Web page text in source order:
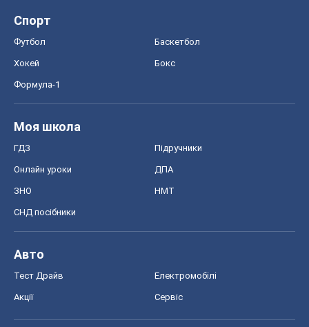
Спорт
Футбол Баскетбол
Хокей Бокс
Формула-1
Моя школа
ГДЗ Підручники
Онлайн уроки ДПА
ЗНО НМТ
СНД посібники
Авто
Тест Драйв Електромобілі
Акції Сервіс